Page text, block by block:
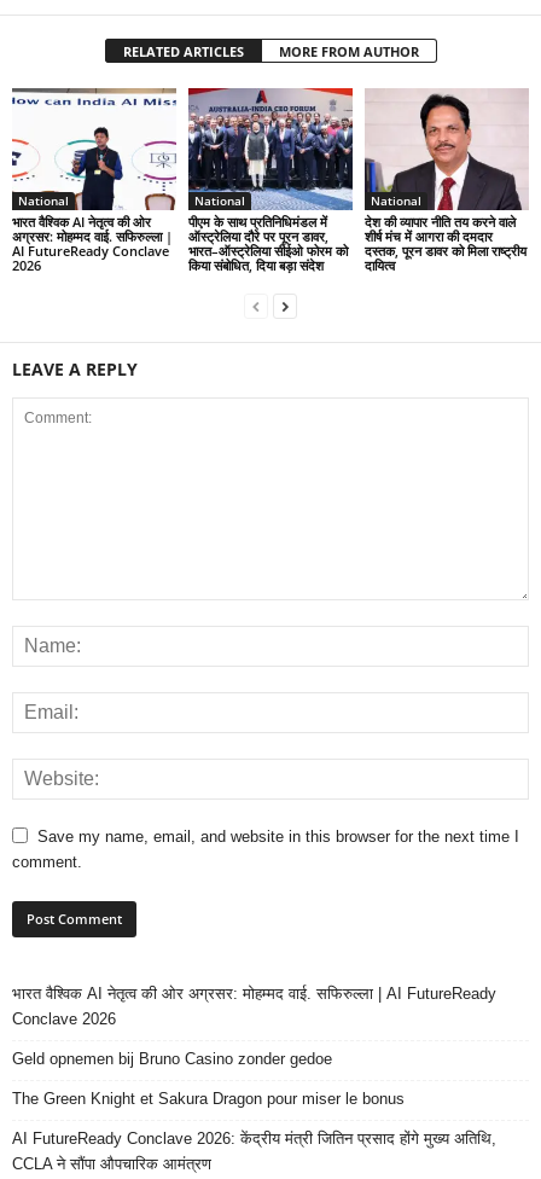
RELATED ARTICLES MORE FROM AUTHOR
National
भारत वैश्विक AI नेतृत्व की ओर
अग्रसर: मोहम्मद वाई. सफिरुल्ला |
AI FutureReady Conclave
2026
National
पीएम के साथ प्रतिनिधिमंडल में
ऑस्ट्रेलिया दौरे पर पूरन डावर,
भारत–ऑस्ट्रेलिया सीईओ फोरम को
किया संबोधित, दिया बड़ा संदेश
National
देश की व्यापार नीति तय करने वाले
शीर्ष मंच में आगरा की दमदार
दस्तक, पूरन डावर को मिला राष्ट्रीय
दायित्व
LEAVE A REPLY
Save my name, email, and website in this browser for the next time I
comment.
भारत वैश्विक AI नेतृत्व की ओर अग्रसर: मोहम्मद वाई. सफिरुल्ला | AI FutureReady
Conclave 2026
Geld opnemen bij Bruno Casino zonder gedoe
The Green Knight et Sakura Dragon pour miser le bonus
AI FutureReady Conclave 2026: केंद्रीय मंत्री जितिन प्रसाद होंगे मुख्य अतिथि,
CCLA ने सौंपा औपचारिक आमंत्रण